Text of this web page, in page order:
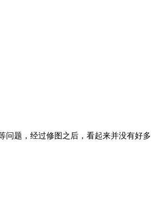
问题，经过修图之后，看起来并没有好多